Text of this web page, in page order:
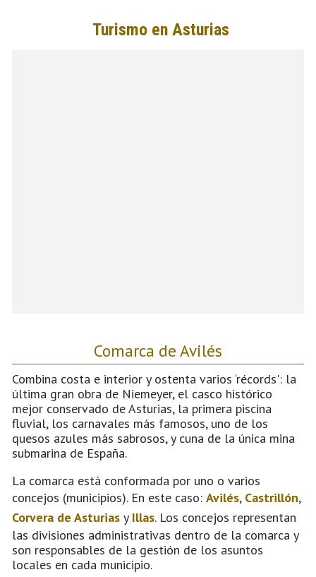
Comarca de Avilés
Combina costa e interior y ostenta varios ‘récords': la
última gran obra de Niemeyer, el casco histórico
mejor conservado de Asturias, la primera piscina
fluvial, los carnavales más famosos, uno de los
quesos azules más sabrosos, y cuna de la única mina
submarina de España.
La comarca está conformada por uno o varios
concejos (municipios). En este caso: Avilés, Castrillón,
Corvera de Asturias y Illas. Los concejos representan
las divisiones administrativas dentro de la comarca y
son responsables de la gestión de los asuntos
locales en cada municipio.